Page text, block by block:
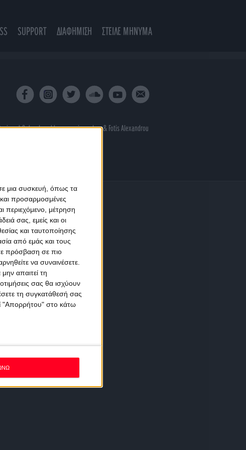
μια συσκευή, όπως τα
προσαρμοσμένες
περιεχόμενο, μέτρηση
σας, εμείς και οι
και ταυτοποίησης
από εμάς και τους
πρόσβαση σε πιο
να συναινέσετε.
απαιτεί τη
σας θα ισχύουν
τη συγκατάθεσή σας
"Απορρήτου" στο κάτω
SUPPORT ΔΙΑΦΗΜΙΣΗ ΣΤΕΙΛΕ ΜΗΝΥΜΑ
& developed byporcupine colors& Fotis Alexandrou